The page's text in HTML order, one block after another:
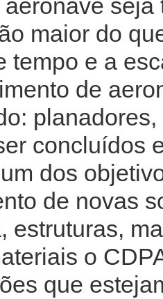
maior do
tempo e a
de
concluídos
dos
de novas
estruturas,
o
que